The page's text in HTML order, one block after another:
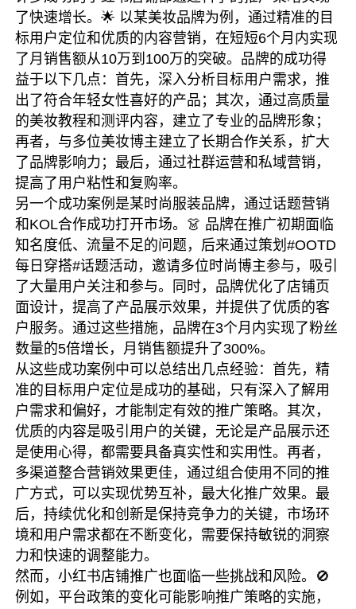
了快速增长。🌟 以某美妆品牌为例，通过精准的目
标用户定位和优质的内容营销，在短短6个月内实现
了月销售额从10万到100万的突破。品牌的成功得
益于以下几点：首先，深入分析目标用户需求，推
出了符合年轻女性喜好的产品；其次，通过高质量
的美妆教程和测评内容，建立了专业的品牌形象；
再者，与多位美妆博主建立了长期合作关系，扩大
了品牌影响力；最后，通过社群运营和私域营销，
提高了用户粘性和复购率。
另一个成功案例是某时尚服装品牌，通过话题营销
和KOL合作成功打开市场。👗 品牌在推广初期面临
知名度低、流量不足的问题，后来通过策划#OOTD
每日穿搭#话题活动，邀请多位时尚博主参与，吸引
了大量用户关注和参与。同时，品牌优化了店铺页
面设计，提高了产品展示效果，并提供了优质的客
户服务。通过这些措施，品牌在3个月内实现了粉丝
数量的5倍增长，月销售额提升了300%。
从这些成功案例中可以总结出几点经验：首先，精
准的目标用户定位是成功的基础，只有深入了解用
户需求和偏好，才能制定有效的推广策略。其次，
优质的内容是吸引用户的关键，无论是产品展示还
是使用心得，都需要具备真实性和实用性。再者，
多渠道整合营销效果更佳，通过组合使用不同的推
广方式，可以实现优势互补，最大化推广效果。最
后，持续优化和创新是保持竞争力的关键，市场环
境和用户需求都在不断变化，需要保持敏锐的洞察
力和快速的调整能力。
然而，小红书店铺推广也面临一些挑战和风险。🚫
例如，平台政策的变化可能影响推广策略的实施，